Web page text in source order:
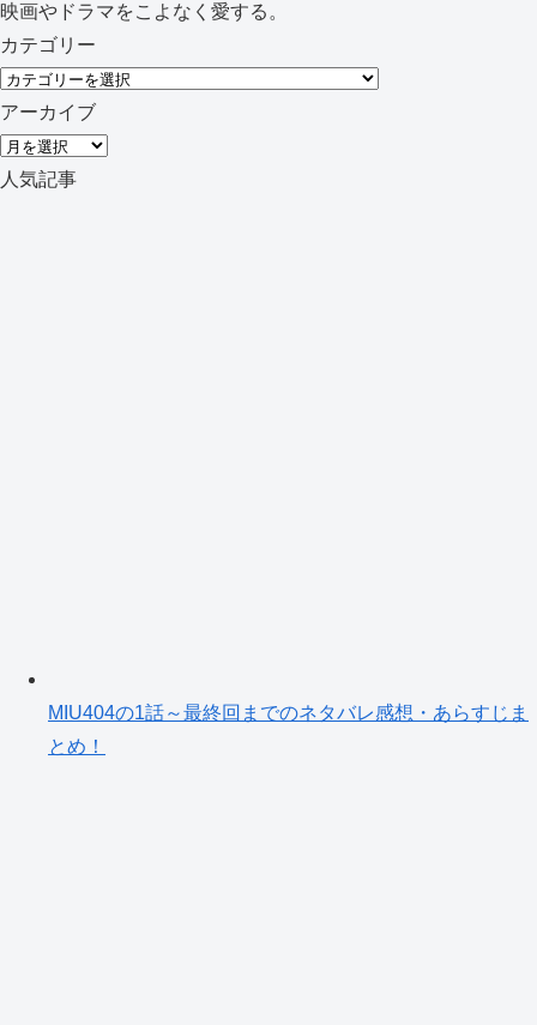
映画やドラマをこよなく愛する。
カテゴリー
カ
テ
ゴ
リ
アーカイブ
ア
ー人気記事
MIU404の1話～最終回までのネタバレ感想・あらすじま
とめ！